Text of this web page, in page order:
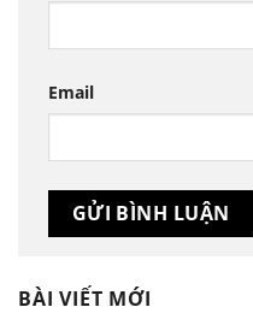
BÀI VIẾT MỚI
Email